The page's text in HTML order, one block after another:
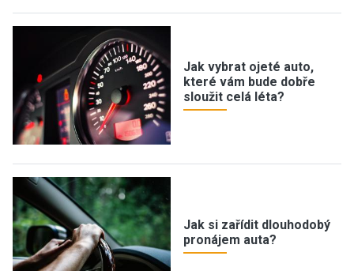
Jak vybrat ojeté auto,
které vám bude dobře
sloužit celá léta?
Jak si zařídit dlouhodobý
pronájem auta?